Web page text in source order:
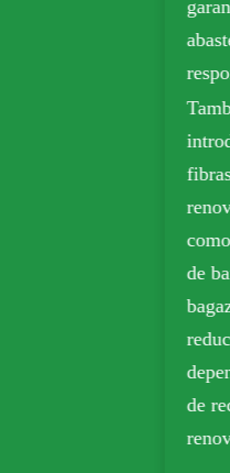
garantizan el
abastecimiento
responsable.
introducimos
renovables
como la pulpa
de bambú y el
bagazo para
dependencia
de recursos no
renovables.